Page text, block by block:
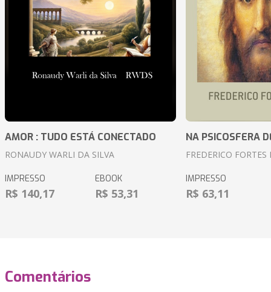
AMOR : TUDO ESTÁ CONECTADO
RONAUDY WARLI DA SILVA
IMPRESSO
R$ 140,17
EBOOK
R$ 53,31
NA PSICOSFERA
FREDERICO FORTES
IMPRESSO
R$ 63,11
Comentários